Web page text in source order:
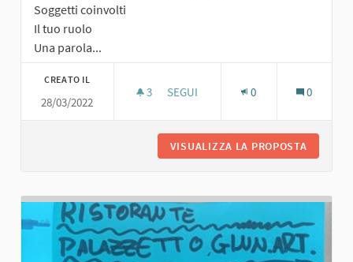
Soggetti coinvolti
Il tuo ruolo
Una parola...
CREATO IL
28/03/2022
3 3 SOSTENITORI
SEGUI 0 0
VISUALIZZA LA PROPOSTA